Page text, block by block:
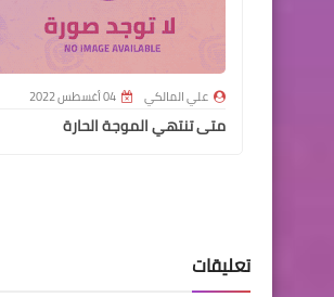
علي المالكي 04 أغسطس 2022
متى تنتهي الموجة الحارة
تعليقات